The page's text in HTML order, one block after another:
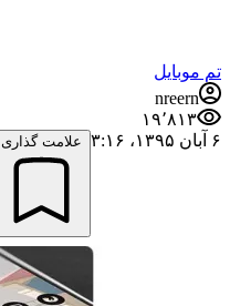
تم موبایل
nreern
۱۹٬۸۱۳
۶ آبان ۱۳۹۵،‏ ۳:۱۶
علامت گذاری